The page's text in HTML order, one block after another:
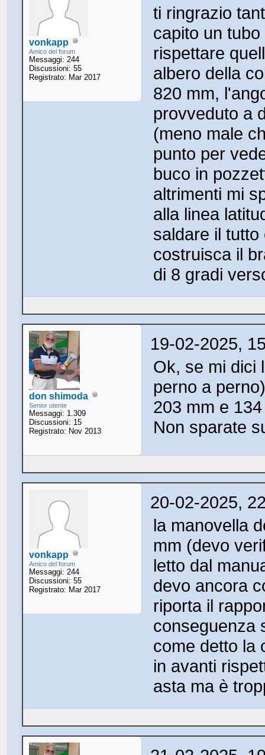
vonkapp
Amico del forum
Messaggi: 244
Discussioni: 55
Registrato: Mar 2017
ti ringrazio
capito un
rispettare
albero della
820 mm,
provveduto a
(meno male
punto per
buco in
altrimenti mi
alla linea
saldare il
costruisca il
di 8 gradi
don shimoda
Senior utente
Messaggi: 1.309
Discussioni: 15
Registrato: Nov 2013
19-02-2025,
Ok, se mi dici
perno a
203 mm e
Non sparate
vonkapp
Amico del forum
Messaggi: 244
Discussioni: 55
Registrato: Mar 2017
20-02-2025,
la manovella
mm (devo
letto dal
devo ancora
riporta il
conseguenza
come detto la
in avanti
asta ma è